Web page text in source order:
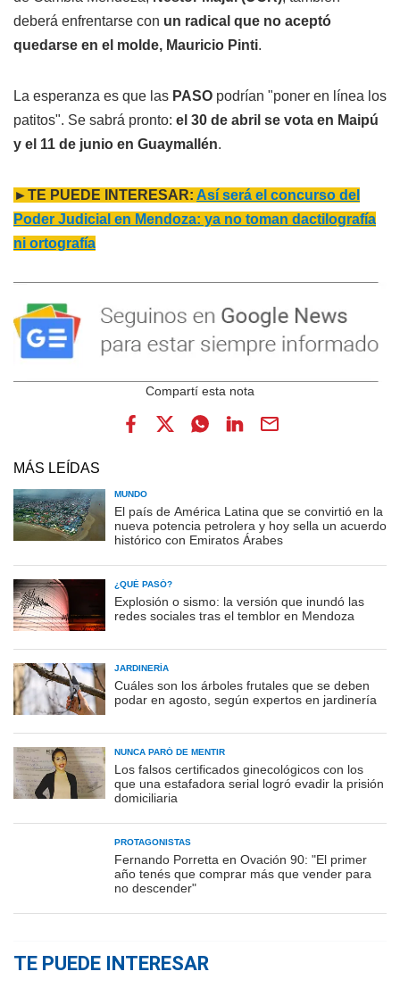
deberá enfrentarse con un radical que no aceptó
quedarse en el molde, Mauricio Pinti.
La esperanza es que las PASO podrían "poner en línea los
patitos". Se sabrá pronto: el 30 de abril se vota en Maipú
y el 11 de junio en Guaymallén.
►TE PUEDE INTERESAR: Así será el concurso del
Poder Judicial en Mendoza: ya no toman dactilografía
ni ortografía
MÁS LEÍDAS
MUNDO
El país de América Latina que se convirtió en la
nueva potencia petrolera y hoy sella un acuerdo
histórico con Emiratos Árabes
¿QUÉ PASÓ?
Explosión o sismo: la versión que inundó las
redes sociales tras el temblor en Mendoza
JARDINERÍA
Cuáles son los árboles frutales que se deben
podar en agosto, según expertos en jardinería
NUNCA PARÓ DE MENTIR
Los falsos certificados ginecológicos con los
que una estafadora serial logró evadir la prisión
domiciliaria
PROTAGONISTAS
Fernando Porretta en Ovación 90: "El primer
año tenés que comprar más que vender para
no descender"
TE PUEDE INTERESAR